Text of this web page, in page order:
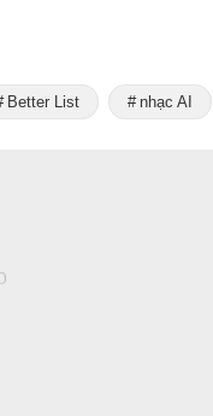
Better List nhạc AI